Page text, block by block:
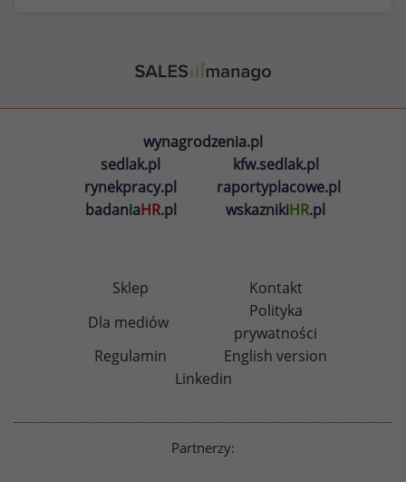
wynagrodzenia.pl
sedlak.pl
kfw.sedlak.pl
rynekpracy.pl
raportyplacowe.pl
badaniaHR.pl wskaznikiHR.pl
Sklep
Kontakt
Dla mediów
Polityka
prywatności
Regulamin
English version
Linkedin
Partnerzy: